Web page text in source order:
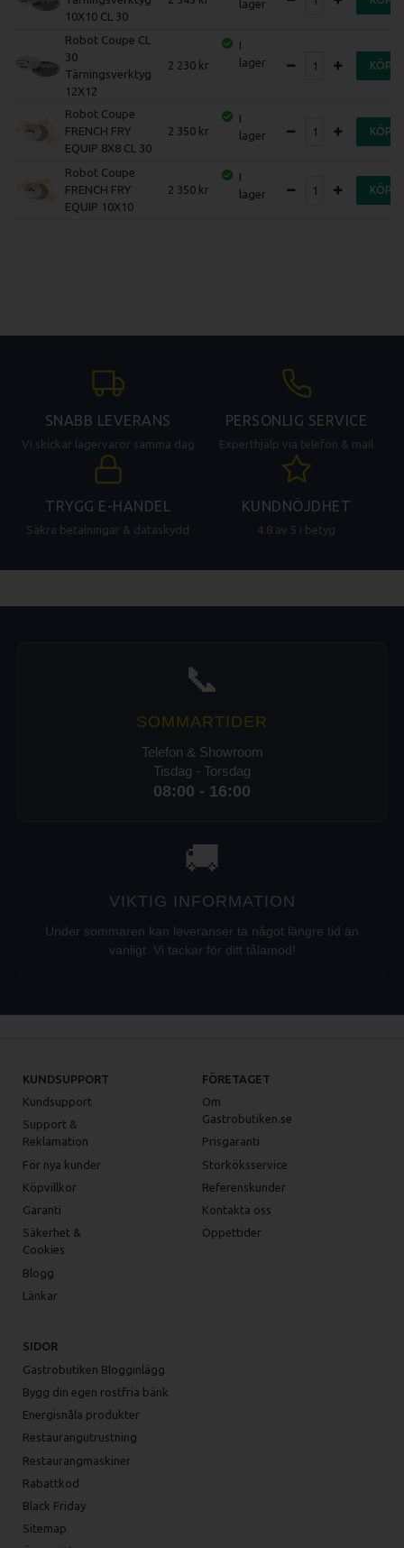
10X10 CL 30
lager
Robot Coupe CL
30
Tärningsverktyg
12X12
2 230
I
lager
KÖP
Robot Coupe
FRENCH FRY
EQUIP 8X8 CL 30
2 350
I
lager
KÖP
Robot Coupe
FRENCH FRY
EQUIP 10X10
2 350
I
lager
KÖP
SNABB LEVERANS
Vi skickar lagervaror samma dag
PERSONLIG SERVICE
Experthjälp via telefon & mail
TRYGG E-HANDEL
Säkra betalningar & dataskydd
KUNDNÖJDHET
4.8 av 5 i betyg
📞
SOMMARTIDER
Telefon & Showroom
Tisdag - Torsdag
08:00 - 16:00
🚚
VIKTIG INFORMATION
Under sommaren kan leveranser ta något längre tid än
vanligt. Vi tackar för ditt tålamod!
KUNDSUPPORT
Kundsupport
Support &
Reklamation
För nya kunder
Köpvillkor
Garanti
Säkerhet &
Cookies
Blogg
Länkar
FÖRETAGET
Om
Gastrobutiken.se
Prisgaranti
Storköksservice
Referenskunder
Kontakta oss
Öppettider
SIDOR
Gastrobutiken Blogginlägg
Bygg din egen rostfria bänk
Energisnåla produkter
Restaurangutrustning
Restaurangmaskiner
Rabattkod
Black Friday
Sitemap